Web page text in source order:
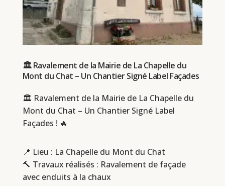
🏛️ Ravalement de la Mairie de La Chapelle du
Mont du Chat – Un Chantier Signé Label Façades
🏛️ Ravalement de la Mairie de La Chapelle du
Mont du Chat – Un Chantier Signé Label
Façades ! 🔥
📍 Lieu : La Chapelle du Mont du Chat
🔨 Travaux réalisés : Ravalement de façade
avec enduits à la chaux